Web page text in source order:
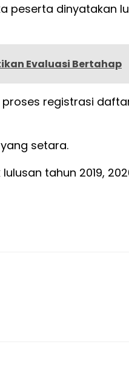
peserta dinyatakan
Evaluasi Bertahap
registrasi
yang setara.
tahun 2019,